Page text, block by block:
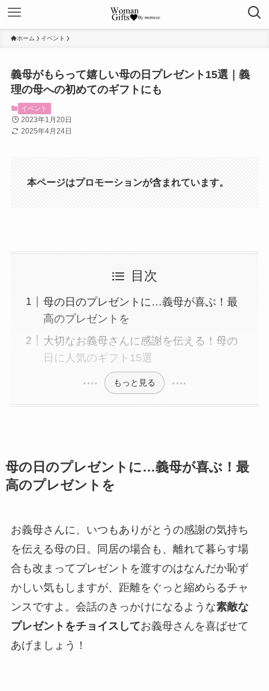
ホーム イベント
義母がもらって嬉しい母の日プレゼント15選｜義
理の母への初めてのギフトにも
イベント
2023年1月20日
2025年4月24日
本ページはプロモーションが含まれています。
目次
母の日のプレゼントに…義母が喜ぶ！最
高のプレゼントを
大切なお義母さんに感謝を伝える！母の
日に人気のギフト15選
もっと見る
母の日のプレゼントに…義母が喜ぶ！最
高のプレゼントを
お義母さんに、いつもありがとうの感謝の気持ち
を伝える母の日。同居の場合も、離れて暮らす場
合も改まってプレゼントを渡すのはなんだか恥ず
かしい気もしますが、距離をぐっと縮めらるチャ
ンスですよ。会話のきっかけになるような素敵な
プレゼントをチョイスしてお義母さんを喜ばせて
あげましょう！